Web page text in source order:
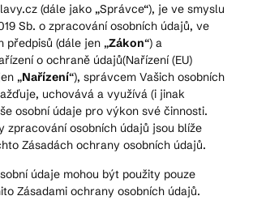
© 2026 Brána Jihlavy
(dále jako „Správce“), je ve smyslu
Sb. o zpracování osobních údajů, ve
předpisů (dále jen „Zákon“) a
o ochraně údajů(Nařízení (EU)
„Nařízení“), správcem Vašich osobních
uchovává a využívá (i jinak
osobní údaje pro výkon své činnosti.
zpracování osobních údajů jsou blíže
Zásadách ochrany osobních údajů.
údaje mohou být použity pouze
Zásadami ochrany osobních údajů.